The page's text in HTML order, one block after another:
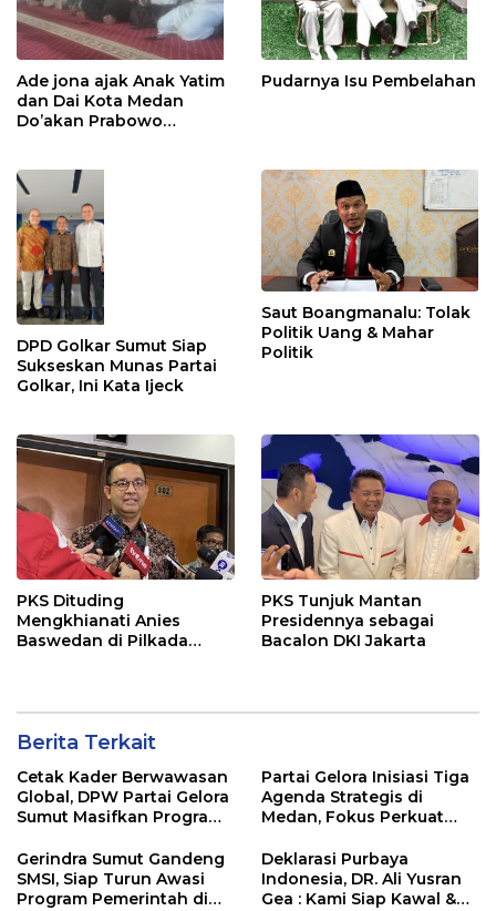
Ade jona ajak Anak Yatim
dan Dai Kota Medan
Do’akan Prabowo
Pudarnya Isu Pembelahan
DPD Golkar Sumut Siap
Sukseskan Munas Partai
Golkar, Ini Kata Ijeck
Saut Boangmanalu: Tolak
Politik Uang & Mahar
Politik
PKS Dituding
Mengkhianati Anies
Baswedan di Pilkada
PKS Tunjuk Mantan
Presidennya sebagai
Bacalon DKI Jakarta
Berita Terkait
Cetak Kader Berwawasan
Global, DPW Partai Gelora
Sumut Masifkan Program
Partai Gelora Inisiasi Tiga
Agenda Strategis di
Medan, Fokus Perkuat
Gerindra Sumut Gandeng
SMSI, Siap Turun Awasi
Program Pemerintah di
Deklarasi Purbaya
Indonesia, DR. Ali Yusran
Gea : Kami Siap Kawal &